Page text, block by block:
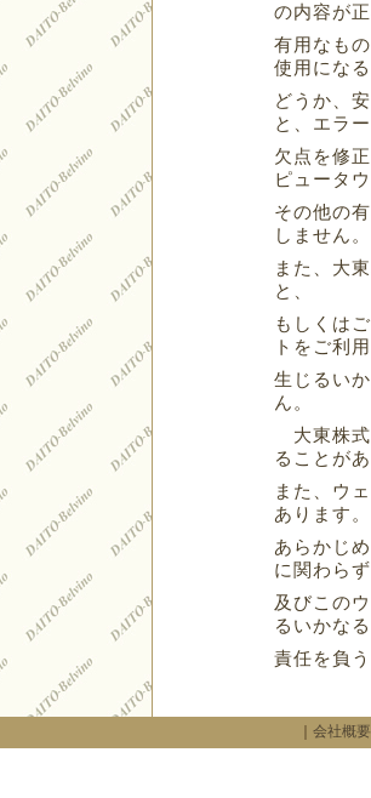
の内容が
有用なも
使用にな
どうか、
と、エラ
欠点を修
ピュータ
その他の
しません。
また、大
と、
もしくは
トをご利
生じるい
ん。
大東株式
ることが
また、ウ
あります。
あらかじ
に関わら
及びこの
るいかな
責任を負
｜ 会社概要